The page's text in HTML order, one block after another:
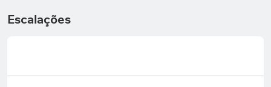
Escalações